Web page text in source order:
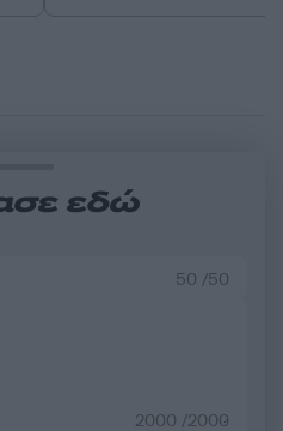
εδώ
50 /50
2000 /2000